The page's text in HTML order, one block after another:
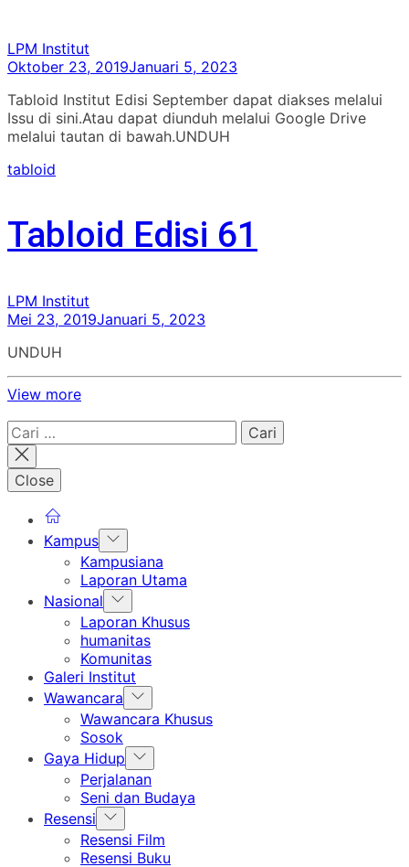
LPM Institut
Oktober 23, 2019Januari 5, 2023
Tabloid Institut Edisi September dapat diakses melalui
Issu di sini.Atau dapat diunduh melalui Google Drive
melalui tautan di bawah.UNDUH
tabloid
Tabloid Edisi 61
LPM Institut
Mei 23, 2019Januari 5, 2023
UNDUH
View more
Cari
untuk:
Close
Kampus Show
sub
menu
Kampusiana
Laporan Utama
Nasional Show
sub
menu
Laporan Khusus
humanitas
Komunitas
Galeri Institut
Wawancara Show
sub
Wawancara Khusus
Sosok
Gaya Hidup Show
sub
menu
Perjalanan
Seni dan Budaya
Resensi Show
sub
menu
Resensi Film
Resensi Buku